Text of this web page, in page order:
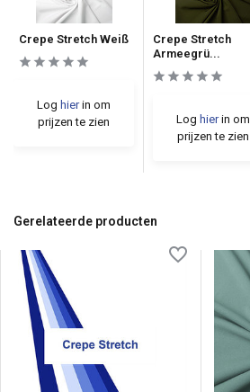
Crepe Stretch Weiß
Log hierin om
prijzen te zien
Crepe Stretch
Armeegrü...
Log hierin om
prijzen te zien
Gerelateerde producten